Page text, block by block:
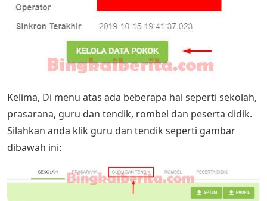
Kelima, Di menu atas ada beberapa hal seperti sekolah,
prasarana, guru dan tendik, rombel dan peserta didik.
Silahkan anda klik guru dan tendik seperti gambar
dibawah ini: